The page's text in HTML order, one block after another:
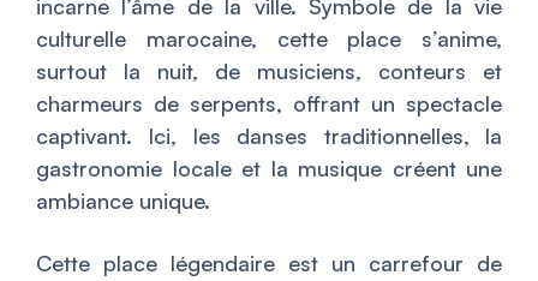
incarne l’âme de la ville. Symbole de la vie
culturelle marocaine, cette place s’anime,
surtout la nuit, de musiciens, conteurs et
charmeurs de serpents, offrant un spectacle
captivant. Ici, les danses traditionnelles, la
gastronomie locale et la musique créent une
ambiance unique.
Cette place légendaire est un carrefour de